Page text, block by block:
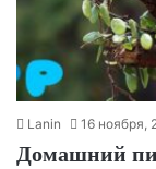
Lanin 16 ноября,
Домашний